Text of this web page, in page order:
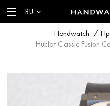
RU
Handwatch /
Hublot Classic Fusion